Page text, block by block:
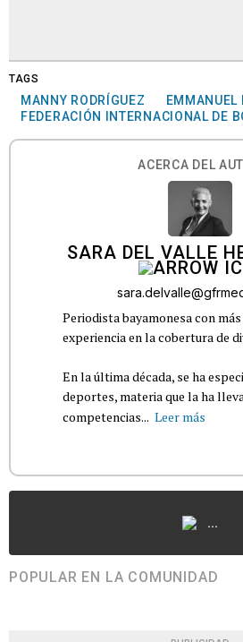
TAGS
MANNY RODRÍGUEZ
EMMANUEL
FEDERACIÓN INTERNACIONAL DE
ACERCA DEL
SARA DEL VALLE
Periodista bayamonesa con más
experiencia en la cobertura de
En la última década, se ha
deportes, materia que la ha
competencias... Leer más
...
POPULAR EN LA COMUNIDAD